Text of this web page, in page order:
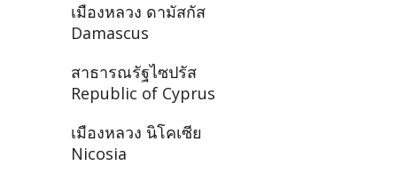
เมืองหลวง ดามัสกัส
Damascus
สาธารณรัฐไซปรัส
Republic of Cyprus
เมืองหลวง นิโคเซีย
Nicosia